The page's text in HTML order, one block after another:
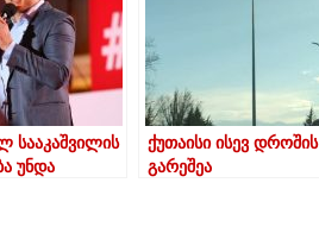
სააკაშვილის
უნდა
ქუთაისი ისევ დროშის
გარეშეა